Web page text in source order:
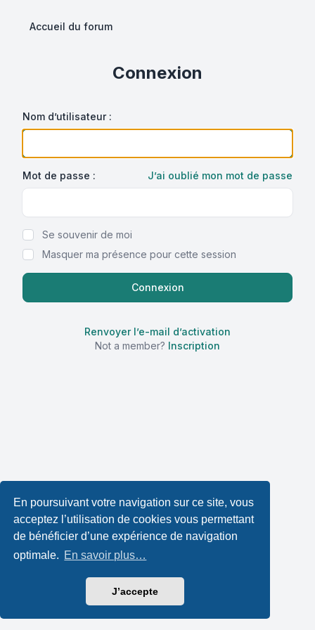
En poursuivant votre navigation sur ce site, vous
acceptez l’utilisation de cookies vous permettant
de bénéficier d’une expérience de navigation
optimale. En savoir plus…
J’accepte
Accueil du forum
Connexion
Nom d’utilisateur :
Mot de passe : J’ai oublié mon mot de passe
Se souvenir de moi
Masquer ma présence pour cette session
Renvoyer l’e-mail d’activation
Not a member? Inscription